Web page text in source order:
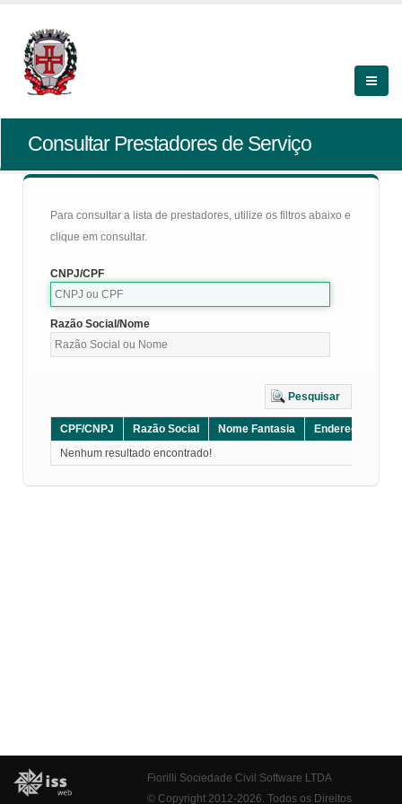
Consultar Prestadores de Serviço
Para consultar a lista de prestadores, utilize os filtros abaixo e
clique em consultar.
CNPJ/CPF
Razão Social/Nome
Pesquisar
CPF/CNPJ Razão Social Nome Fantasia Endereço
Nenhum resultado encontrado!
Fiorilli Sociedade Civil Software LTDA
© Copyright 2012-2026. Todos os Direitos